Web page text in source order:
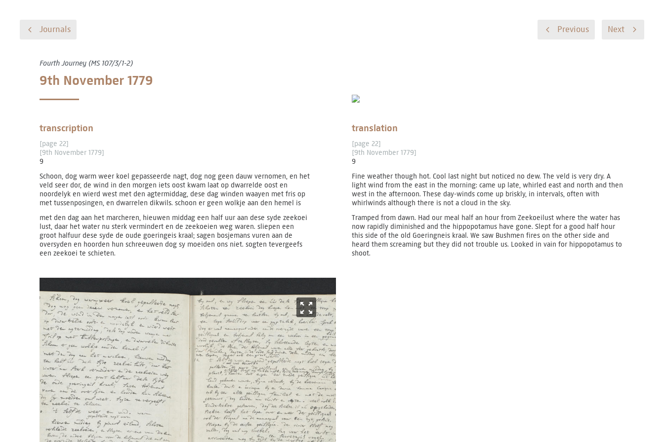
Journals Previous Next
Fourth Journey (MS 107/3/1-2)
9th November 1779
transcription
[page 22]
[9th November 1779]
9
Schoon, dog warm weer koel gepasseerde nagt, dog nog geen dauw vernomen, en het
veld seer dor, de wind in den morgen iets oost kwam laat op dwarrelde oost en
noordelyk en wierd west met den agtermiddag, dese dag winden waayen met fris op
met tussenposingen, en dwarrelen dikwils. schoon er geen wolkje aan den hemel is
met den dag aan het marcheren, hieuwen middag een half uur aan dese syde zeekoei
lust, daar het water nu sterk vermindert en de zeekoeien weg waren. sliepen een
groot halfuur dese syde de oude goeringeis kraal; sagen bosjemans vuren aan de
oversyden en hoorden hun schreeuwen dog sy moeiden ons niet. sogten tevergeefs
een zeekoei te schieten.
translation
[page 22]
[9th November 1779]
9
Fine weather though hot. Cool last night but noticed no dew. The veld is very dry. A
light wind from the east in the morning: came up late, whirled east and north and then
west in the afternoon. These day-winds come up briskly, in intervals, often with
whirlwinds although there is not a cloud in the sky.
Tramped from dawn. Had our meal half an hour from Zeekoeilust where the water has
now rapidly diminished and the hippopotamus have gone. Slept for a good half hour
this side of the old Goeringneis kraal. We saw Bushmen fires on the other side and
heard them screaming but they did not trouble us. Looked in vain for hippopotamus to
shoot.